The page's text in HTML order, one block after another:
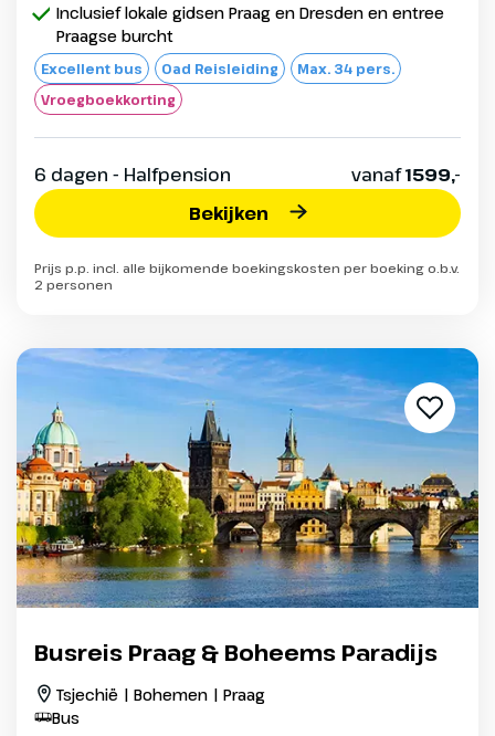
Inclusief lokale gidsen Praag en Dresden en entree
Praagse burcht
Excellent bus Oad Reisleiding
Max. 34 pers.
Vroegboekkorting
6 dagen - Halfpension vanaf1599,-
Bekijken
Prijs p.p. incl. alle bijkomende boekingskosten per boeking o.b.v.
2 personen
Busreis Praag & Boheems Paradijs
Tsjechië | Bohemen | Praag
Bus